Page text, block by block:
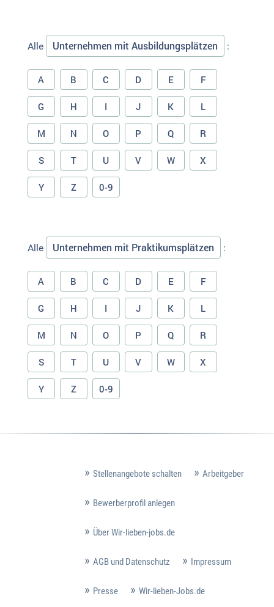
Alle Unternehmen mit Ausbildungsplätzen :
A B C D E F
G H I J K L
M N O P Q R
S T U V W X
Y Z 0-9
Alle Unternehmen mit Praktikumsplätzen :
A B C D E F
G H I J K L
M N O P Q R
S T U V W X
Y Z 0-9
Stellenangebote schalten Arbeitgeber
Bewerberprofil anlegen
Über Wir-lieben-jobs.de
AGB und Datenschutz Impressum
Presse Wir-lieben-Jobs.de